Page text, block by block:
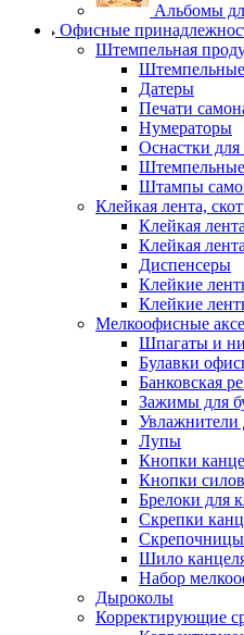
Альбомы
Офисные
Штемпельная
Штемпельные
Датеры
Печати
Нумераторы
Оснастки
Штампы
Клейкая лента,
Клейкая
Клейкая
Диспенсеры
Клейкие
Клейкие
Мелкоофисные
Шпагаты и
Булавки
Банковская
Зажимы для
Увлажнители
Лупы
Кнопки
Кнопки
Брелоки для
Скрепки
Шило
Набор
Дыроколы
Корректирующие